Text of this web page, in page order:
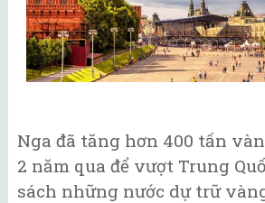
Nga đã tăng hơn 400 tấn
2 năm qua để vượt Trung
sách những nước dự trữ